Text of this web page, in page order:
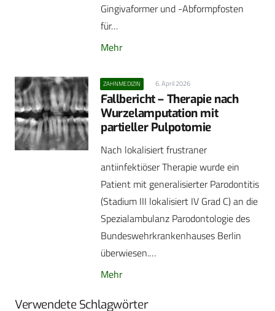
Gingivaformer und -Abformpfosten
für…
Mehr
ZAHNMEDIZIN 6. April 2026
Fallbericht – Therapie nach
Wurzelamputation mit
partieller Pulpotomie
Nach lokalisiert frustraner
antiinfektiöser Therapie wurde ein
Patient mit generalisierter Parodontitis
(Stadium III lokalisiert IV Grad C) an die
Spezialambulanz Parodontologie des
Bundeswehrkrankenhauses Berlin
überwiesen.…
Mehr
Verwendete Schlagwörter